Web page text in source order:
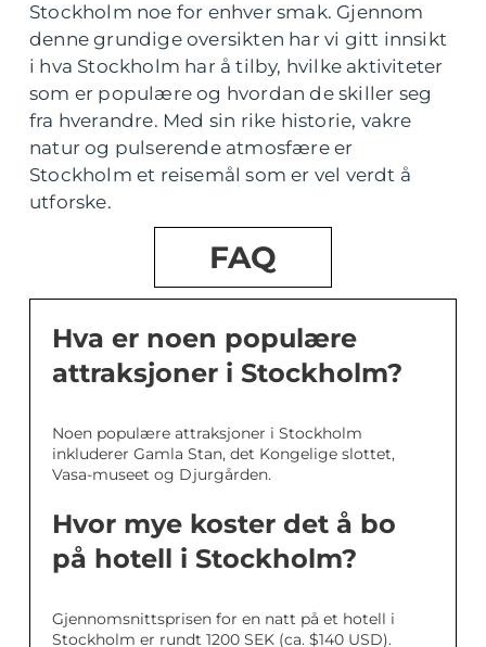
Stockholm noe for enhver smak. Gjennom
denne grundige oversikten har vi gitt innsikt
i hva Stockholm har å tilby, hvilke aktiviteter
som er populære og hvordan de skiller seg
fra hverandre. Med sin rike historie, vakre
natur og pulserende atmosfære er
Stockholm et reisemål som er vel verdt å
utforske.
FAQ
Hva er noen populære
attraksjoner i Stockholm?
Noen populære attraksjoner i Stockholm
inkluderer Gamla Stan, det Kongelige slottet,
Vasa-museet og Djurgården.
Hvor mye koster det å bo
på hotell i Stockholm?
Gjennomsnittsprisen for en natt på et hotell i
Stockholm er rundt 1200 SEK (ca. $140 USD).